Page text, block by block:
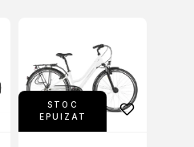
STOC
EPUIZAT